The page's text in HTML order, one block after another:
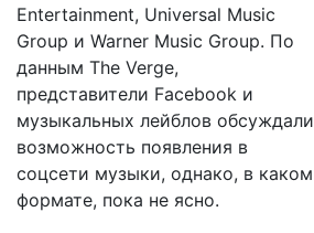
Entertainment, Universal Music
Group и Warner Music Group. По
данным The Verge,
представители Facebook и
музыкальных лейблов обсуждали
возможность появления в
соцсети музыки, однако, в каком
формате, пока не ясно.